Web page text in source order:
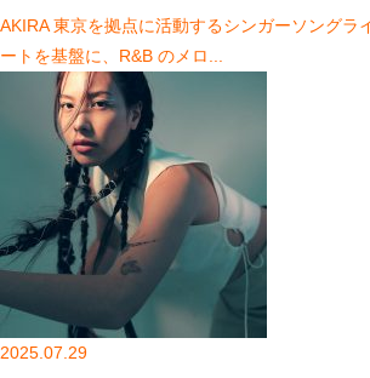
AKIRA 東京を拠点に活動するシンガーソングラ
ートを基盤に、R&B のメロ...
2025.07.29